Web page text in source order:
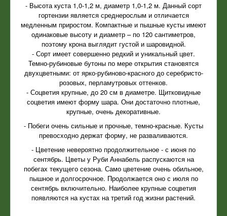
- Высота куста 1,0-1,2 м, диаметр 1,0-1,2 м. Данный сорт
гортензии является среднерослым и отличается
медленным приростом. Компактные и пышные кусты имеют
одинаковые высоту и диаметр – по 120 сантиметров,
поэтому крона выглядит густой и шаровидной.
- Сорт имеет совершенно редкий и уникальный цвет.
Темно-рубиновые бутоны по мере открытия становятся
двухцветными: от ярко-рубиново-красного до серебристо-
розовых, перламутровых оттенков.
- Соцветия крупные, до 20 см в диаметре. Щитковидные
соцветия имеют форму шара. Они достаточно плотные,
крупные, очень декоративные.
- Побеги очень сильные и прочные, темно-красные. Кусты
превосходно держат форму, не разваливаются.
- Цветение невероятно продолжительное - с июня по
сентябрь. Цветы у Руби Аннабель распускаются на
побегах текущего сезона. Само цветение очень обильное,
пышное и долгосрочное. Продолжается оно с июля по
сентябрь включительно. Наиболее крупные соцветия
появляются на кустах на третий год жизни растений.